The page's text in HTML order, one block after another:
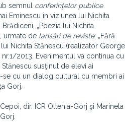
semnul conferinţelor publice
Eminescu în viziunea lui Nichita
„Poezia lui Nichita
urmate de lansări de reviste: „Fără
Nichita Stănescu (realizator George
nr.1/2013. Evenimentul va continua cu
susţinut de elevi ai
cu un dialog cultural cu membri ai
Gorj.
dir. ICR Oltenia-Gorj şi Marinela